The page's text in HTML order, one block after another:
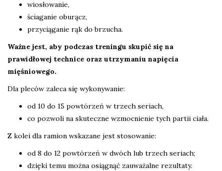
wiosłowanie,
ściaganie oburącz,
przyciąganie rąk do brzucha.
Ważne jest, aby podczas treningu skupić się na
prawidłowej technice oraz utrzymaniu napięcia
mięśniowego.
Dla pleców zaleca się wykonywanie:
od 10 do 15 powtórzeń w trzech seriach,
co pozwoli na skuteczne wzmocnienie tych partii ciała.
Z kolei dla ramion wskazane jest stosowanie:
od 8 do 12 powtórzeń w dwóch lub trzech seriach;
dzięki temu można osiągnąć zauważalne rezultaty.